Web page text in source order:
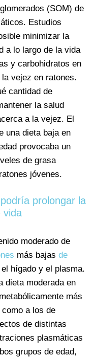
(SOM) de
Estudios
minimizar la
a lo largo de la vida
y carbohidratos en
vejez en ratones.
cantidad de
la salud
a la vejez. El
una dieta baja en
provocaba un
de grasa
jóvenes.
prolongar la
vida
moderado de
más bajas de
hígado y el plasma.
dieta moderada en
más
a los de
de distintas
plasmáticas
grupos de edad,